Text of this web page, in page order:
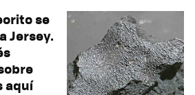
se
Jersey.
aquí